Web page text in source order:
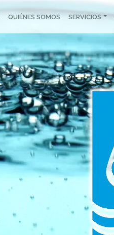
QUIÉNES SOMOS SERVICIOS